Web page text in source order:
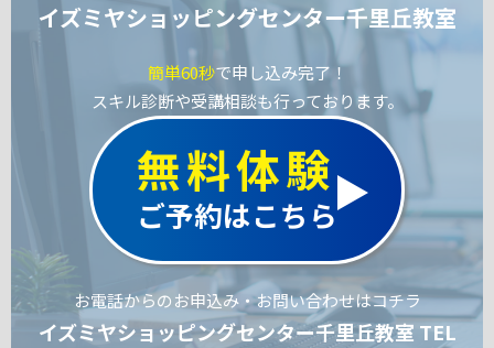
イズミヤショッピングセンター千里丘教室
簡単60秒で申し込み完了！
スキル診断や受講相談も行っております。
無料体験
ご予約はこちら
お電話からのお申込み・お問い合わせはコチラ
イズミヤショッピングセンター千里丘教室 TEL